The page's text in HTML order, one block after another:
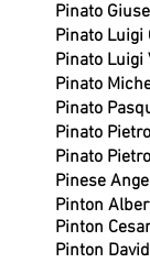
Pinato
Pinato Luigi
Pinato Luigi
Pinato
Pinato
Pinato
Pinato
Pinese
Pinton
Pinton
Pinton